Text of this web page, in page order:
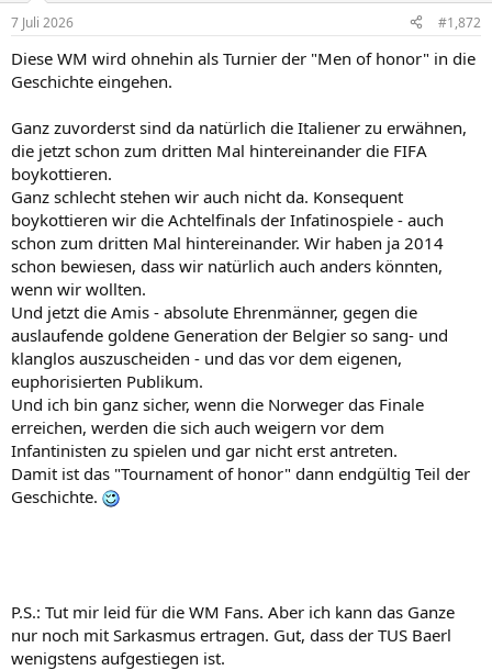
e
:
7 Juli 2026 #1,872
Diese WM wird ohnehin als Turnier der "Men of honor" in die
Geschichte eingehen.
Ganz zuvorderst sind da natürlich die Italiener zu erwähnen,
die jetzt schon zum dritten Mal hintereinander die FIFA
boykottieren.
Ganz schlecht stehen wir auch nicht da. Konsequent
boykottieren wir die Achtelfinals der Infatinospiele - auch
schon zum dritten Mal hintereinander. Wir haben ja 2014
schon bewiesen, dass wir natürlich auch anders könnten,
wenn wir wollten.
Und jetzt die Amis - absolute Ehrenmänner, gegen die
auslaufende goldene Generation der Belgier so sang- und
klanglos auszuscheiden - und das vor dem eigenen,
euphorisierten Publikum.
Und ich bin ganz sicher, wenn die Norweger das Finale
erreichen, werden die sich auch weigern vor dem
Infantinisten zu spielen und gar nicht erst antreten.
Damit ist das "Tournament of honor" dann endgültig Teil der
Geschichte.
P.S.: Tut mir leid für die WM Fans. Aber ich kann das Ganze
nur noch mit Sarkasmus ertragen. Gut, dass der TUS Baerl
wenigstens aufgestiegen ist.